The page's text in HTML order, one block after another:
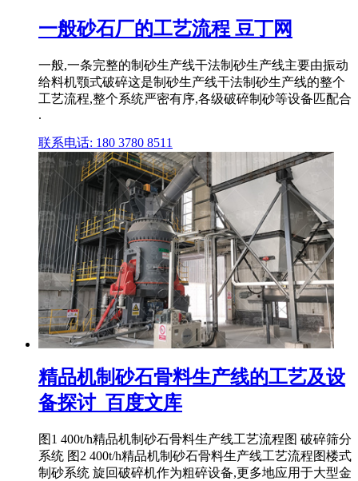
一般砂石厂的工艺流程 豆丁网
一般,一条完整的制砂生产线干法制砂生产线主要由振动
给料机颚式破碎这是制砂生产线干法制砂生产线的整个
工艺流程,整个系统严密有序,各级破碎制砂等设备匹配合
.
联系电话: 180 3780 8511
精品机制砂石骨料生产线的工艺及设
备探讨_百度文库
图1 400t/h精品机制砂石骨料生产线工艺流程图 破碎筛分
系统 图2 400t/h精品机制砂石骨料生产线工艺流程图楼式
制砂系统 旋回破碎机作为粗碎设备,更多地应用于大型金